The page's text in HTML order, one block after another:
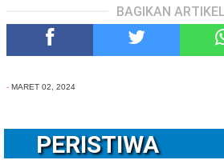
BAGIKAN
- MARET 02, 2024
PERISTIWA